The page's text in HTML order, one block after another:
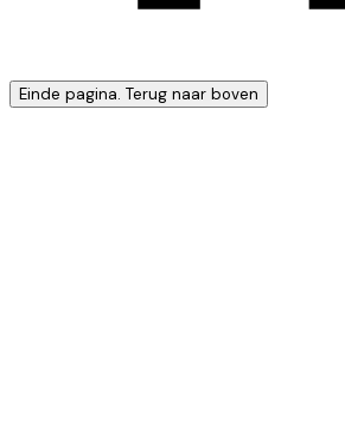
Einde pagina. Terug naar boven